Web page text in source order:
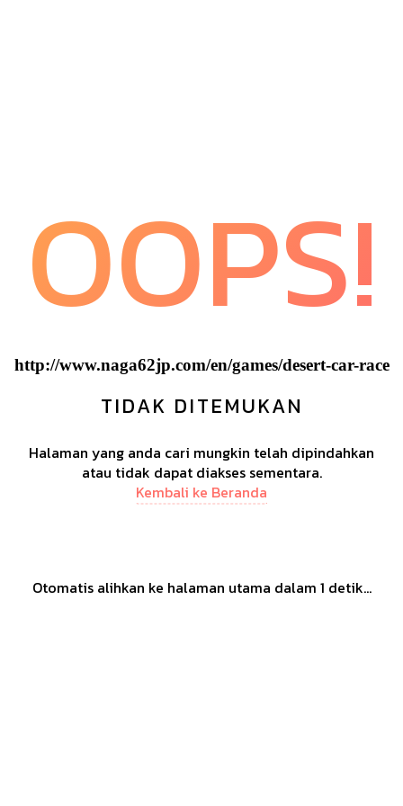
OOPS!
http://www.naga62jp.com/en/games/desert-car-race
TIDAK DITEMUKAN
Halaman yang anda cari mungkin telah dipindahkan
atau tidak dapat diakses sementara.
Kembali ke Beranda
Otomatis alihkan ke halaman utama dalam 1 detik...